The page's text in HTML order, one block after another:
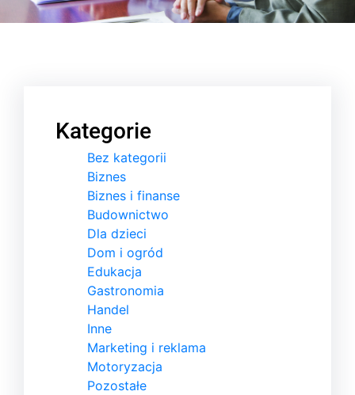
Kategorie
Bez kategorii
Biznes
Biznes i finanse
Budownictwo
Dla dzieci
Dom i ogród
Edukacja
Gastronomia
Handel
Inne
Marketing i reklama
Motoryzacja
Pozostałe